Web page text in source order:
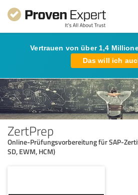
Vertrauen von über 1,4
Das will ich
ZertPrep
Online-Prüfungsvorbereitung für SAP-
SD, EWM, HCM)